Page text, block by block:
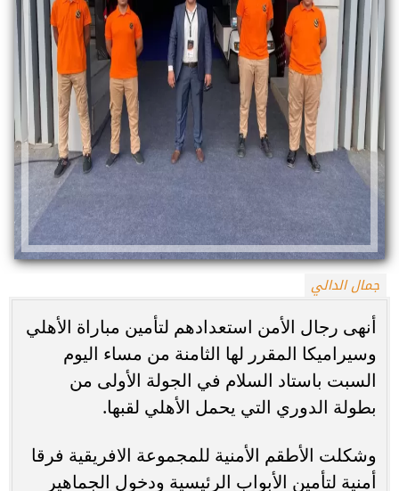
جمال الدالي
أنهى رجال الأمن استعدادهم لتأمين مباراة الأهلي
وسيراميكا المقرر لها الثامنة من مساء اليوم
السبت باستاد السلام في الجولة الأولى من
بطولة الدوري التي يحمل الأهلي لقبها.
وشكلت الأطقم الأمنية للمجموعة الافريقية فرقا
أمنية لتأمين الأبواب الرئيسية ودخول الجماهير